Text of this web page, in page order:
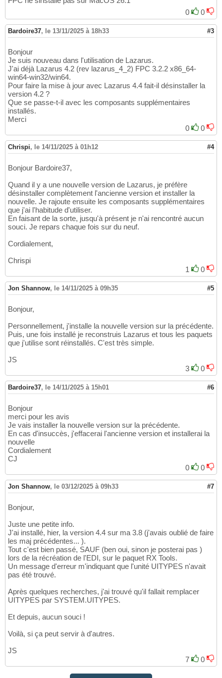
0
0
Bardoire37, le 13/11/2025 à 18h33 #3
Bonjour
Je suis nouveau dans l'utilisation de Lazarus.
J'ai déjà Lazarus 4.2 (rev lazarus_4_2) FPC 3.2.2 x86_64-
win64-win32/win64.
Pour faire la mise à jour avec Lazarus 4.4 fait-il désinstaller la
version 4.2 ?
Que se passe-t-il avec les composants supplémentaires
installés.
Merci
0
0
Chrispi, le 14/11/2025 à 01h12 #4
Bonjour Bardoire37,
Quand il y a une nouvelle version de Lazarus, je préfère
désinstaller complètement l'ancienne version et installer la
nouvelle. Je rajoute ensuite les composants supplémentaires
que j'ai l'habitude d'utiliser.
En faisant de la sorte, jusqu'à présent je n'ai rencontré aucun
souci. Je repars chaque fois sur du neuf.
Cordialement,
Chrispi
1
0
Jon Shannow, le 14/11/2025 à 09h35 #5
Bonjour,
Personnellement, j'installe la nouvelle version sur la précédente.
Puis, une fois installé je reconstruis Lazarus et tous les paquets
que j'utilise sont réinstallés. C'est très simple.
JS
3
0
Bardoire37, le 14/11/2025 à 15h01 #6
Bonjour
merci pour les avis
Je vais installer la nouvelle version sur la précédente.
En cas d'insuccès, j'effacerai l'ancienne version et installerai la
nouvelle
Cordialement
CJ
0
0
Jon Shannow, le 03/12/2025 à 09h33 #7
Bonjour,
Juste une petite info.
J'ai installé, hier, la version 4.4 sur ma 3.8 (j'avais oublié de faire
les maj précédentes... ).
Tout c'est bien passé, SAUF (ben oui, sinon je posterai pas )
lors de la récréation de l'EDI, sur le paquet RX Tools.
Un message d'erreur m'indiquant que l'unité UITYPES n'avait
pas été trouvé.
Après quelques recherches, j'ai trouvé qu'il fallait remplacer
UITYPES par SYSTEM.UITYPES.
Et depuis, aucun souci !
Voilà, si ça peut servir à d'autres.
JS
7
0